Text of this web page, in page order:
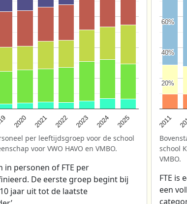
2020 2021 2022 2023 2024 2025
per leeftijdsgroep voor de school
voor VWO HAVO en VMBO.
in personen of FTE per
De eerste groep begint bij
jaar uit tot de laatste
2011
20%
20%
40%
40%
60%
60%
school
VMBO.
FTE is
een